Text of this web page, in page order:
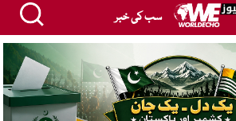
سب کی خبر